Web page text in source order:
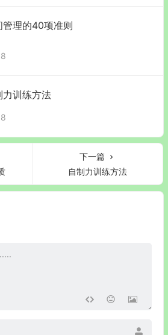
管理的40项准则
力训练方法
下一篇
自制力训练方法